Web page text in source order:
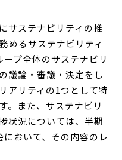
サステナビリティの推
めるサステナビリティ
プ全体のサステナビリ
議論・審議・決定をし
アリティの1つとして特
。また、サステナビリ
状況については、半期
おいて、その内容のレ